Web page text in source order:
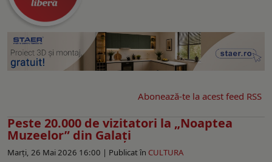
Abonează-te la acest feed RSS
Peste 20.000 de vizitatori la „Noaptea
Muzeelor” din Galați
Marți, 26 Mai 2026 16:00 | Publicat în CULTURA